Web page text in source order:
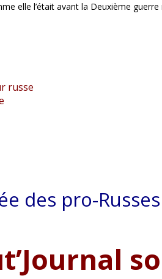
elle l’était avant la Deuxième guerre
russe
des pro-